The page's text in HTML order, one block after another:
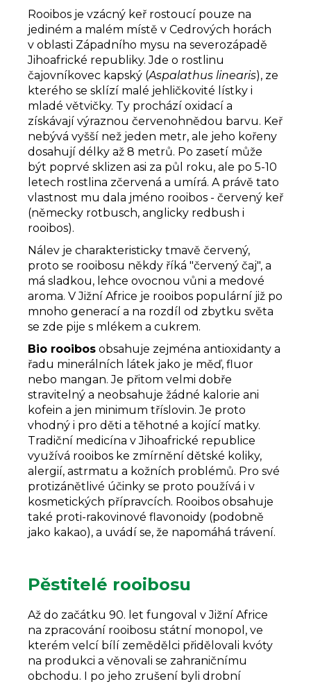
Rooibos je vzácný keř rostoucí pouze na
jediném a malém místě v Cedrových horách
v oblasti Západního mysu na severozápadě
Jihoafrické republiky. Jde o rostlinu
čajovníkovec kapský (Aspalathus linearis), ze
kterého se sklízí malé jehličkovité lístky i
mladé větvičky. Ty prochází oxidací a
získávají výraznou červenohnědou barvu. Keř
nebývá vyšší než jeden metr, ale jeho kořeny
dosahují délky až 8 metrů. Po zasetí může
být poprvé sklizen asi za půl roku, ale po 5-10
letech rostlina zčervená a umírá. A právě tato
vlastnost mu dala jméno rooibos - červený keř
(německy rotbusch, anglicky redbush i
rooibos).
Nálev je charakteristicky tmavě červený,
proto se rooibosu někdy říká "červený čaj", a
má sladkou, lehce ovocnou vůni a medové
aroma. V Jižní Africe je rooibos populární již po
mnoho generací a na rozdíl od zbytku světa
se zde pije s mlékem a cukrem.
Bio rooibos obsahuje zejména antioxidanty a
řadu minerálních látek jako je měď, fluor
nebo mangan. Je přitom velmi dobře
stravitelný a neobsahuje žádné kalorie ani
kofein a jen minimum tříslovin. Je proto
vhodný i pro děti a těhotné a kojící matky.
Tradiční medicína v Jihoafrické republice
využívá rooibos ke zmírnění dětské koliky,
alergií, astrmatu a kožních problémů. Pro své
protizánětlivé účinky se proto používá i v
kosmetických přípravcích. Rooibos obsahuje
také proti-rakovinové flavonoidy (podobně
jako kakao), a uvádí se, že napomáhá trávení.
Pěstitelé rooibosu
Až do začátku 90. let fungoval v Jižní Africe
na zpracování rooibosu státní monopol, ve
kterém velcí bílí zemědělci přidělovali kvóty
na produkci a věnovali se zahraničnímu
obchodu. I po jeho zrušení byli drobní